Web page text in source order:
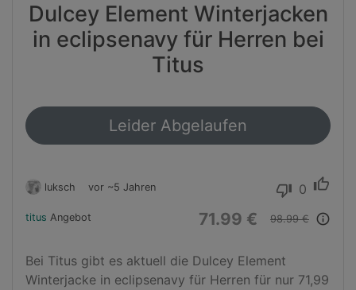
Dulcey Element Winterjacken
in eclipsenavy für Herren bei
Titus
Leider Abgelaufen
luksch vor ~5 Jahren thumb_down 0 thumb_up
titus Angebot 71.99 € 98.99 € info_outline
Bei Titus gibt es aktuell die Dulcey Element
Winterjacke in eclipsenavy für Herren für nur 71,99